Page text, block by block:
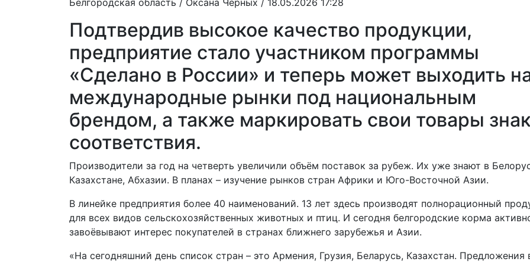
Подтвердив высокое качество продукции,
предприятие стало участником программы
«Сделано в России» и теперь может выходить
международные рынки под национальным
брендом, а также маркировать свои товары
соответствия.
Производители за год на четверть увеличили объём поставок за рубеж. Их уже знают в
Казахстане, Абхазии. В планах – изучение рынков стран Африки и Юго-Восточной Азии.
В линейке предприятия более 40 наименований. 13 лет здесь производят полнорационный
для всех видов сельскохозяйственных животных и птиц. И сегодня белгородские корма
завоёвывают интерес покупателей в странах ближнего зарубежья и Азии.
«На сегодняшний день список стран – это Армения, Грузия, Беларусь, Казахстан. Предложения